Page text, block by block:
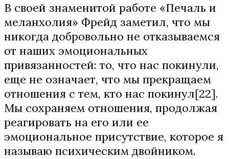
В своей знаменитой работе «Печаль и
меланхолия» Фрейд заметил, что мы
никогда добровольно не отказываемся
от наших эмоциональных
привязанностей: то, что нас покинули,
еще не означает, что мы прекращаем
отношения с тем, кто нас покинул[22].
Мы сохраняем отношения, продолжая
реагировать на его или ее
эмоциональное присутствие, которое я
называю психическим двойником.